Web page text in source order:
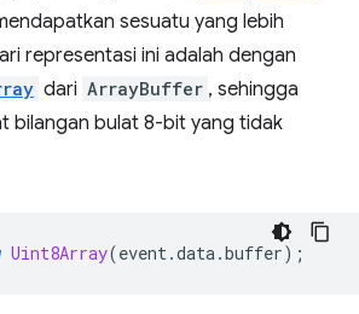
sesuatu yang lebih
representasi ini adalah dengan
dari ArrayBuffer , sehingga
bilangan bulat 8-bit yang tidak
Uint8Array(event.data.buffer);